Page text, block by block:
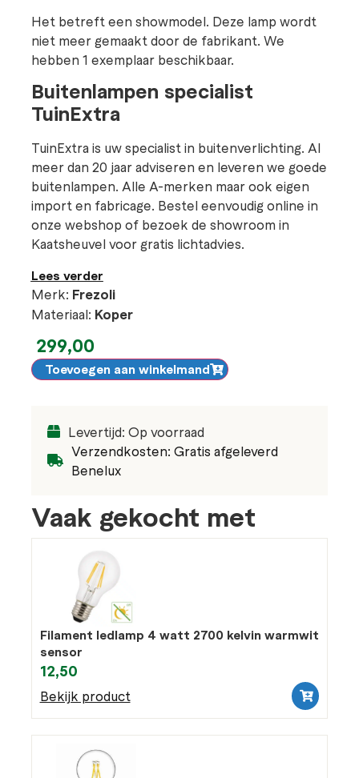
Het betreft een showmodel. Deze lamp wordt
niet meer gemaakt door de fabrikant. We
hebben 1 exemplaar beschikbaar.
Buitenlampen specialist
TuinExtra
TuinExtra is uw specialist in buitenverlichting. Al
meer dan 20 jaar adviseren en leveren we goede
buitenlampen. Alle A-merken maar ook eigen
import en fabricage. Bestel eenvoudig online in
onze webshop of bezoek de showroom in
Kaatsheuvel voor gratis lichtadvies.
Lees verder
Merk: Frezoli
Materiaal: Koper
299,00
Toevoegen aan winkelmand
Levertijd: Op voorraad
Verzendkosten: Gratis afgeleverd
Benelux
Vaak gekocht met
Filament ledlamp 4 watt 2700 kelvin warmwit
sensor
12,50
Bekijk product